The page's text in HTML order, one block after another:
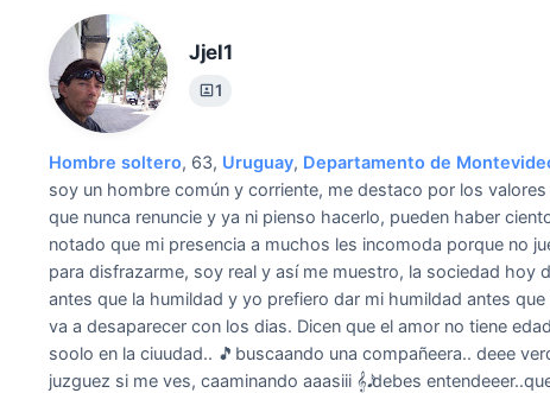
Jjel1
1
Hombre soltero, 63, Uruguay, Departamento de
soy un hombre común y corriente, me destaco por los
que nunca renuncie y ya ni pienso hacerlo, pueden haber
notado que mi presencia a muchos les incomoda porque no
para disfrazarme, soy real y así me muestro, la sociedad hoy
antes que la humildad y yo prefiero dar mi humildad antes
va a desaparecer con los dias. Dicen que el amor no tiene
soolo en la ciuudad.. 🎵buscaando una compañeera.. deee
juzguez si me ves, caaminando aaasiii 𝄞𝅘𝅥𝅯 debes